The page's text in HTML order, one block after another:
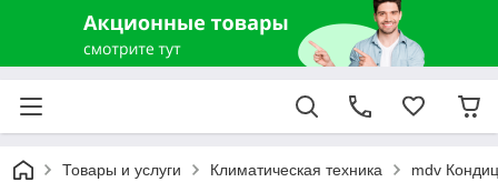
Товары и услуги Климатическая техника mdv